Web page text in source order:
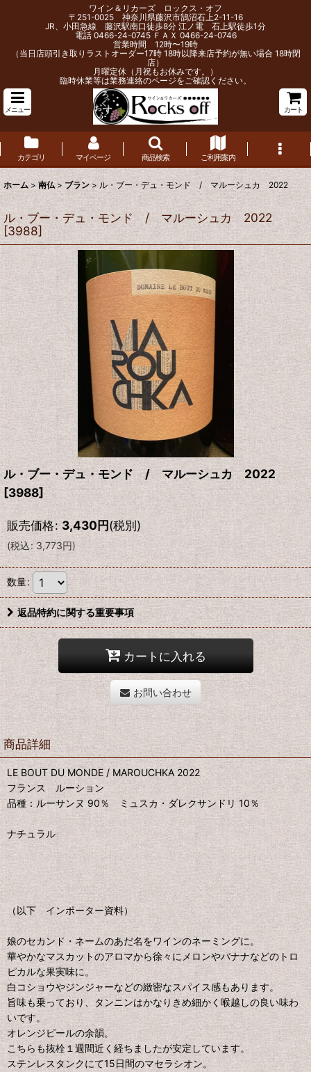
ワイン＆リカーズ ロックス・オフ
〒251-0025 神奈川県藤沢市鵠沼石上2-11-16
JR、小田急線 藤沢駅南口徒歩8分 江ノ電 石上駅徒歩1分
電話 0466-24-0745 ＦＡＸ 0466-24-0746
営業時間 12時〜19時
（当日店頭引き取りラストオーダー17時 18時以降来店予約が無い場合 18時閉
店）
月曜定休（月祝もお休みです。）
臨時休業等は業務連絡のページをご確認ください。
メニュー カート
カテゴリ マイページ 商品検索 ご利用案内
ホーム > 南仏 > ブラン > ル・ブー・デュ・モンド / マルーシュカ 2022
ル・ブー・デュ・モンド / マルーシュカ 2022
[3988]
ル・ブー・デュ・モンド / マルーシュカ 2022
[3988]
販売価格: 3,430円(税別)
(税込: 3,773円)
数量:
返品特約に関する重要事項
カートに入れる
お問い合わせ
商品詳細
LE BOUT DU MONDE / MAROUCHKA 2022
フランス ルーション
品種：ルーサンヌ 90％ ミュスカ・ダレクサンドリ 10％
ナチュラル
（以下 インポーター資料）
娘のセカンド・ネームのあだ名をワインのネーミングに。
華やかなマスカットのアロマから徐々にメロンやバナナなどのトロ
ピカルな果実味に。
白コショウやジンジャーなどの緻密なスパイス感もあります。
旨味も乗っており、タンニンはかなりきめ細かく喉越しの良い味わ
いです。
オレンジピールの余韻。
こちらも抜栓１週間近く経ちましたが安定しています。
ステンレスタンクにて15日間のマセラシオン。